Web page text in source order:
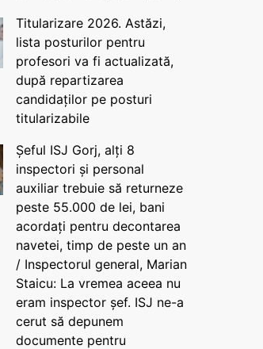
Titularizare 2026. Astăzi,
lista posturilor pentru
profesori va fi actualizată,
după repartizarea
candidaților pe posturi
titularizabile
Șeful ISJ Gorj, alți 8
inspectori și personal
auxiliar trebuie să returneze
peste 55.000 de lei, bani
acordați pentru decontarea
navetei, timp de peste un an
/ Inspectorul general, Marian
Staicu: La vremea aceea nu
eram inspector șef. ISJ ne-a
cerut să depunem
documente pentru